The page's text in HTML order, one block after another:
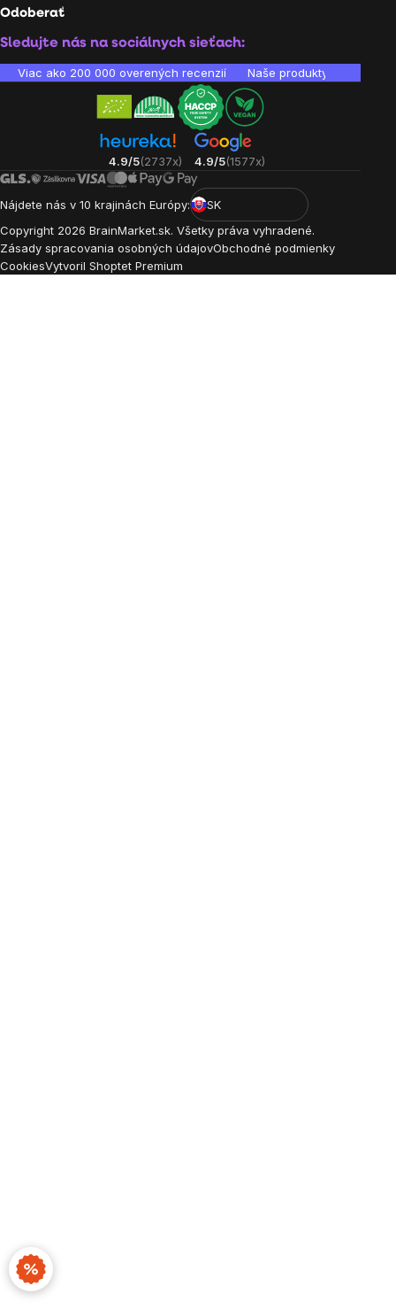
Odoberať
Sledujte nás na sociálnych sieťach:
Viac ako 200 000 overených recenzií Naše produkty sú
4.9/5(2737x) 4.9/5(1577x)
Nájdete nás v 10 krajinách Európy:
SK
Copyright 2026 BrainMarket.sk. Všetky práva vyhradené.
Zásady spracovania osobných údajovObchodné podmienky
CookiesVytvoril Shoptet Premium